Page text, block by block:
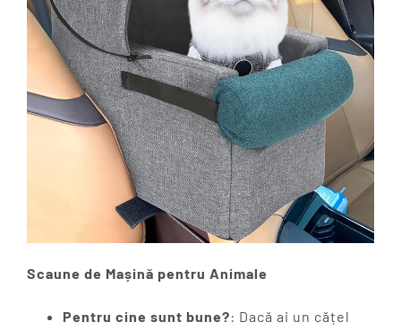
Scaune de Mașină pentru Animale
Pentru cine sunt bune?: Dacă ai un cățel